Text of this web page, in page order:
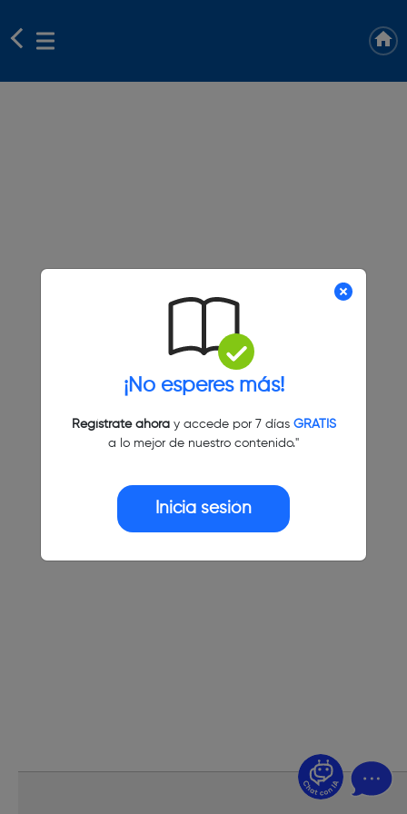
¡No esperes más!
Regístrate ahoray accede por 7 días GRATIS
a lo mejor de nuestro contenido."
Inicia sesión